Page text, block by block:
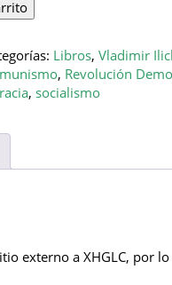
Libros, Vladimir
, Revolución
, socialismo
externo a XHGLC, por